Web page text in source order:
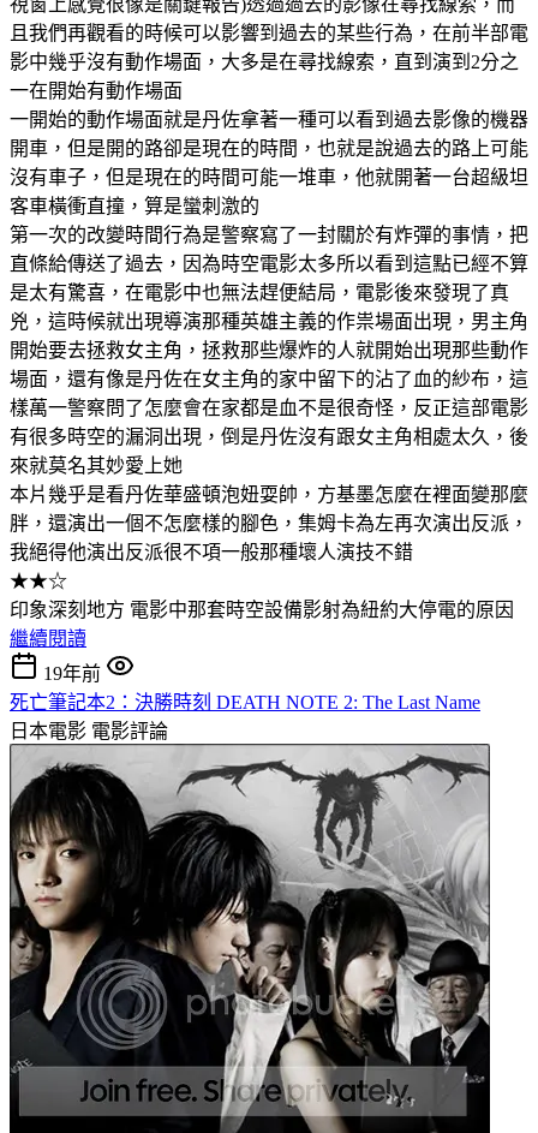
且我們再觀看的時候可以影響到過去的某些行為，在前半部電
影中幾乎沒有動作場面，大多是在尋找線索，直到演到2分之
一在開始有動作場面
一開始的動作場面就是丹佐拿著一種可以看到過去影像的機器
開車，但是開的路卻是現在的時間，也就是說過去的路上可能
沒有車子，但是現在的時間可能一堆車，他就開著一台超級坦
客車橫衝直撞，算是蠻刺激的
第一次的改變時間行為是警察寫了一封關於有炸彈的事情，把
直條給傳送了過去，因為時空電影太多所以看到這點已經不算
是太有驚喜，在電影中也無法趕便結局，電影後來發現了真
兇，這時候就出現導演那種英雄主義的作祟場面出現，男主角
開始要去拯救女主角，拯救那些爆炸的人就開始出現那些動作
場面，還有像是丹佐在女主角的家中留下的沾了血的紗布，這
樣萬一警察問了怎麼會在家都是血不是很奇怪，反正這部電影
有很多時空的漏洞出現，倒是丹佐沒有跟女主角相處太久，後
來就莫名其妙愛上她
本片幾乎是看丹佐華盛頓泡妞耍帥，方基墨怎麼在裡面變那麼
胖，還演出一個不怎麼樣的腳色，集姆卡為左再次演出反派，
我絕得他演出反派很不項一般那種壞人演技不錯
★★☆
印象深刻地方 電影中那套時空設備影射為紐約大停電的原因
繼續閱讀
19年前
死亡筆記本2：決勝時刻 DEATH NOTE 2: The Last Name
日本電影 電影評論